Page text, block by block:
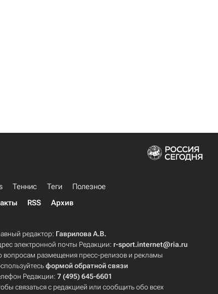
Теннис Теги
Полезное
RSS Архив
редактор: Гаврилова А.В.
электронной почты Редакции: r-sport.internet@ria.ru
вопросам размещения пресс-релизов и рекламы
формой обратной связи
Редакции:7 (495) 645-6601
связаться с редакцией или сообщить обо всех